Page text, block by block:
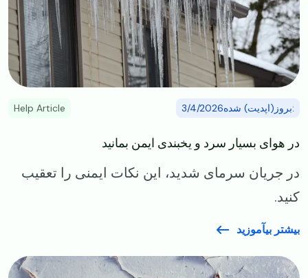
:بروز(اپدیت) شده3/4/2026 Help Article
در هوای بسیار سرد و یخبندی ایمن بمانید
در جریان سرمای شدید، این نکات ایمنی را تعقیب
کنید.
بیشتر بیآموزید
Image